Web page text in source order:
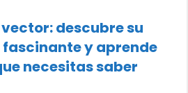
descubre su
y aprende
necesitas saber